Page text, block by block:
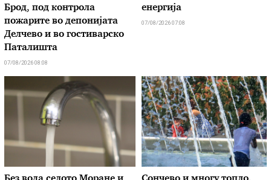
Брод, под контрола
пожарите во депонијата
Делчево и во гостиварско
Паталишта
07/08/2026 08:08
енергија
07/08/2026 07:08